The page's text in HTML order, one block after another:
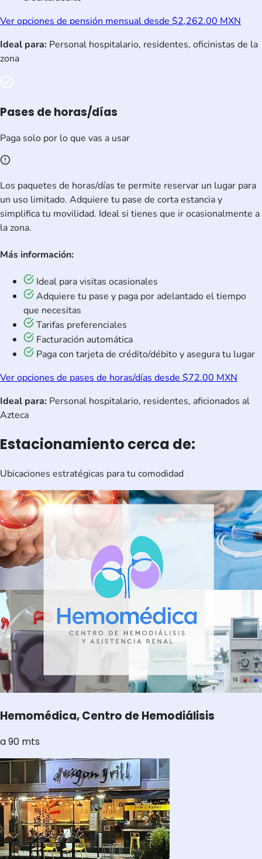
Ver opciones de pensión mensual desde $2,262.00 MXN
Ideal para: Personal hospitalario, residentes, oficinistas de la
zona
Pases de horas/días
Paga solo por lo que vas a usar
Los paquetes de horas/días te permite reservar un lugar para
un uso limitado. Adquiere tu pase de corta estancia y
simplifica tu movilidad. Ideal si tienes que ir ocasionalmente a
la zona.
Más información:
Ideal para visitas ocasionales
Adquiere tu pase y paga por adelantado el tiempo
que necesitas
Tarifas preferenciales
Facturación automática
Paga con tarjeta de crédito/débito y asegura tu lugar
Ver opciones de pases de horas/días desde $72.00 MXN
Ideal para: Personal hospitalario, residentes, aficionados al
Azteca
Estacionamiento cerca de:
Ubicaciones estratégicas para tu comodidad
Hemomédica, Centro de Hemodiálisis
a 90 mts